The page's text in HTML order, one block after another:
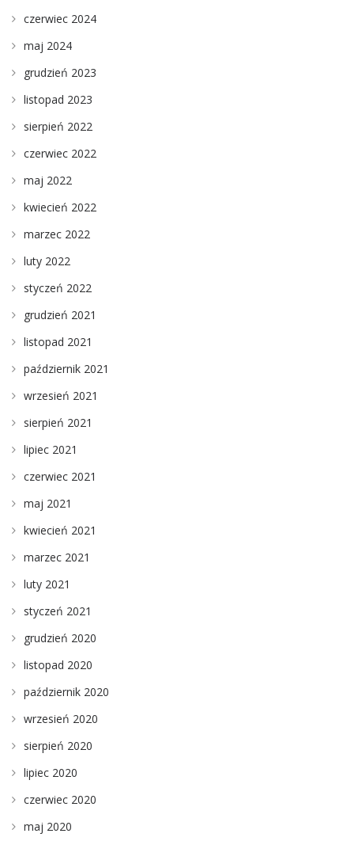
czerwiec 2024
maj 2024
grudzień 2023
listopad 2023
sierpień 2022
czerwiec 2022
maj 2022
kwiecień 2022
marzec 2022
luty 2022
styczeń 2022
grudzień 2021
listopad 2021
październik 2021
wrzesień 2021
sierpień 2021
lipiec 2021
czerwiec 2021
maj 2021
kwiecień 2021
marzec 2021
luty 2021
styczeń 2021
grudzień 2020
listopad 2020
październik 2020
wrzesień 2020
sierpień 2020
lipiec 2020
czerwiec 2020
maj 2020